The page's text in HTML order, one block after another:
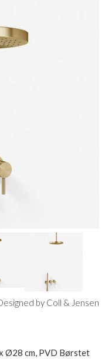
by Coll & Jensen
Ø28 cm, PVD Børstet